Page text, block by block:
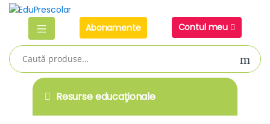
Skip
navigation
Skip
Abonamente
Contul meu
Caută
după:
Resurse educaţionale